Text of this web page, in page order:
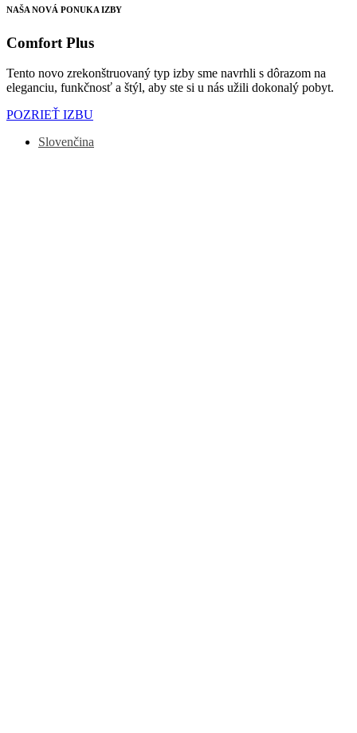
NAŠA NOVÁ PONUKA IZBY
Comfort Plus
Tento novo zrekonštruovaný typ izby sme navrhli s dôrazom na
eleganciu, funkčnosť a štýl, aby ste si u nás užili dokonalý pobyt.
POZRIEŤ IZBU
Slovenčina